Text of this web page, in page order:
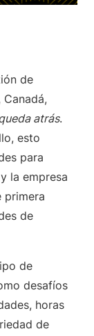
de
atrás.
esto
para
la empresa
primera
de
de
desafíos
horas
de